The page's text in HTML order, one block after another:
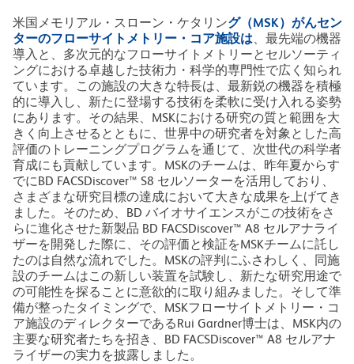
米国メモリアル・スローン・ケタリング（MSK）がんセン
ターのフローサイトメトリー・コア施設は、最先端の機器
導入と、多次元的なフローサイトメトリーとセルソーティ
ングにおける卓越した技術力・科学的専門性で広く知られ
ています。この施設の大きな特長は、最新鋭の機器を積極
的に導入し、新たに登場する技術を柔軟に受け入れる姿勢
にあります。その結果、MSKにおける研究の質と範囲を大
きく向上させるとともに、世界中の研究者を対象とした高
評価のトレーニングプログラムを通じて、次世代の科学者
育成にも貢献しています。MSKのチームは、昨年夏からす
でにBD FACSDiscover™ S8 セルソーターを活用しており、
さまざまな研究目標の達成において大きな成果を上げてき
ました。そのため、BD バイオサイエンスがこの技術をさ
らに進化させた新製品 BD FACSDiscover™ A8 セルアナライ
ザーを開発した際に、その評価と検証をMSKチームに託し
たのは自然な流れでした。MSKの評判にふさわしく、同施
設のチームはこの新しい装置を試験し、新たな研究用途で
の可能性を探ることに意欲的に取り組みました。そして準
備が整ったタイミングで、MSKフローサイトメトリー・コ
ア施設のディレクターであるRui Gardner博士は、MSK内の
主要な研究者たちを招き、BD FACSDiscover™ A8 セルアナ
ライザーの実力を披露しました。